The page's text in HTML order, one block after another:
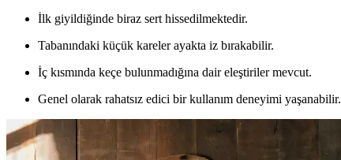
İlk giyildiğinde biraz sert hissedilmektedir.
Tabanındaki küçük kareler ayakta iz bırakabilir.
İç kısmında keçe bulunmadığına dair eleştiriler mevcut.
Genel olarak rahatsız edici bir kullanım deneyimi yaşanabilir.